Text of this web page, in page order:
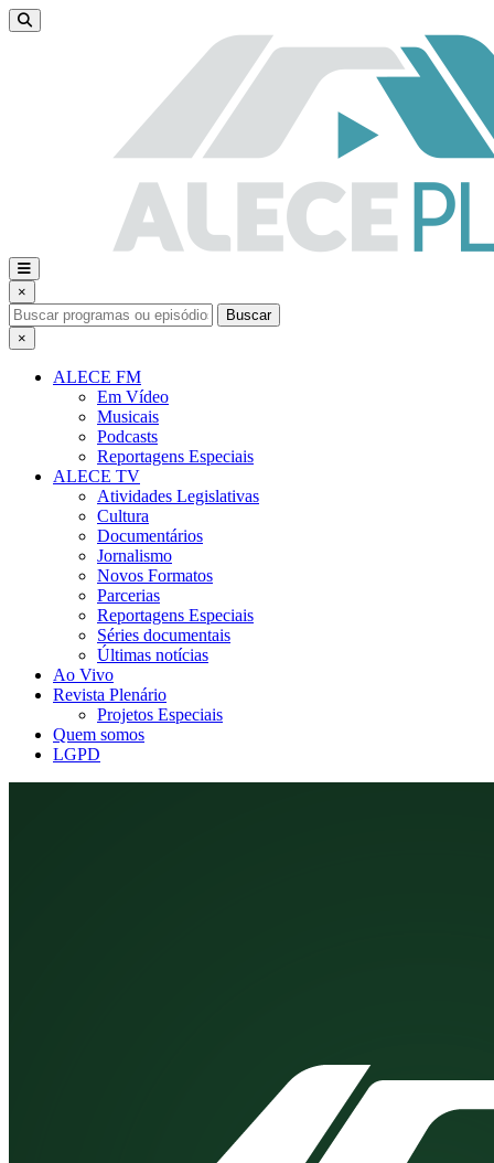
×
Buscar
×
ALECE FM
Em Vídeo
Musicais
Podcasts
Reportagens Especiais
ALECE TV
Atividades Legislativas
Cultura
Documentários
Jornalismo
Novos Formatos
Parcerias
Reportagens Especiais
Séries documentais
Últimas notícias
Ao Vivo
Revista Plenário
Projetos Especiais
Quem somos
LGPD